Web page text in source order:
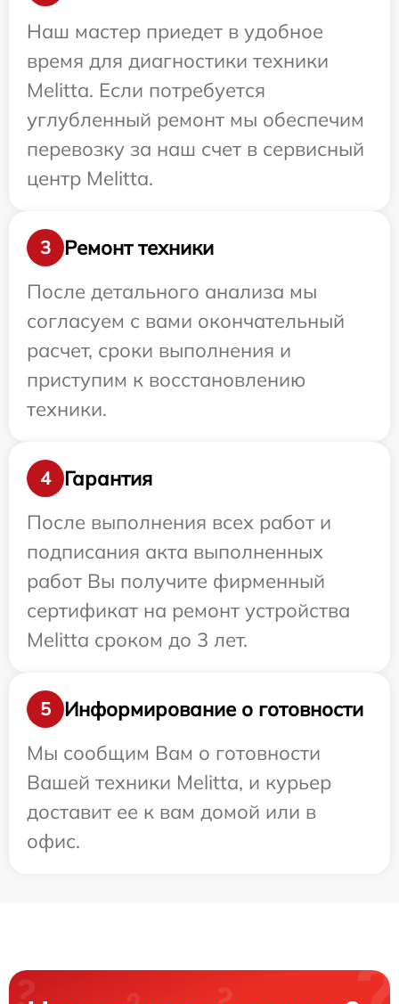
Наш мастер приедет в удобное
время для диагностики техники
Melitta. Если потребуется
углубленный ремонт мы обеспечим
перевозку за наш счет в сервисный
центр Melitta.
3
Ремонт техники
После детального анализа мы
согласуем с вами окончательный
расчет, сроки выполнения и
приступим к восстановлению
техники.
4
Гарантия
После выполнения всех работ и
подписания акта выполненных
работ Вы получите фирменный
сертификат на ремонт устройства
Melitta сроком до 3 лет.
5
Информирование о готовности
Мы сообщим Вам о готовности
Вашей техники Melitta, и курьер
доставит ее к вам домой или в
офис.